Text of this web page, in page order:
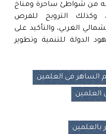
به من شواطئ ساحرة ومناخ
الترويج للفرص
الغربي، والتأكيد على
الدولة للتنمية وتطوير
فى العلمين